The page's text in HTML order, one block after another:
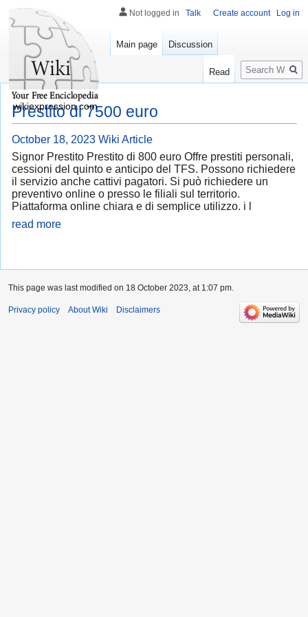
Prestito di 7500 euro
October 18, 2023 Wiki Article
Signor Prestito Prestito di 800 euro Offre prestiti personali,
cessioni del quinto e anticipo del TFS. Possono richiedere
il servizio anche cattivi pagatori. Si può richiedere un
preventivo online o presso le filiali sul territorio.
Piattaforma online chiara e di semplice utilizzo. i l
read more
Not logged in Talk Create account Log in
Main page Discussion
Read
Search
wikiexpression.com
This page was last modified on 18 October 2023, at 1:07 pm.
Privacy policy About Wiki Disclaimers